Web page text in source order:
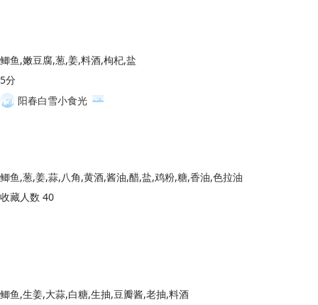
鲫鱼,嫩豆腐,葱,姜,料酒,枸杞,盐
5分
阳春白雪小食光
鲫鱼,葱,姜,蒜,八角,黄酒,酱油,醋,盐,鸡粉,糖,香油,色拉油
收藏人数 40
鲫鱼,生姜,大蒜,白糖,生抽,豆瓣酱,老抽,料酒